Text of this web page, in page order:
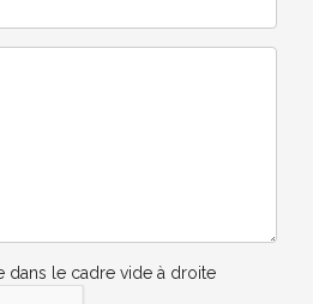
dans le cadre vide à droite